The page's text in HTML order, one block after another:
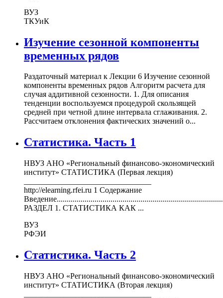
ВУЗ
ТКУиК
Изучение сезонной компоненты
временных рядов
Раздаточный материал к Лекции 6 Изучение сезонной
компоненты временных рядов Алгоритм расчета для
случая аддитивной сезонности. 1. Для описания
тенденции воспользуемся процедурой скользящей
средней при четной длине интервала сглаживания. 2.
Рассчитаем отклонения фактических значений о...
Статистика. Часть 1
НВУЗ АНО «Региональный финансово-экономический
институт» СТАТИСТИКА (Первая лекция)
http://elearning.rfei.ru 1 Содержание
РАЗДЕЛ 1. СТАТИСТИКА КАК ...
ВУЗ
РФЭИ
Статистика. Часть 2
НВУЗ АНО «Региональный финансово-экономический
институт» СТАТИСТИКА (Вторая лекция)